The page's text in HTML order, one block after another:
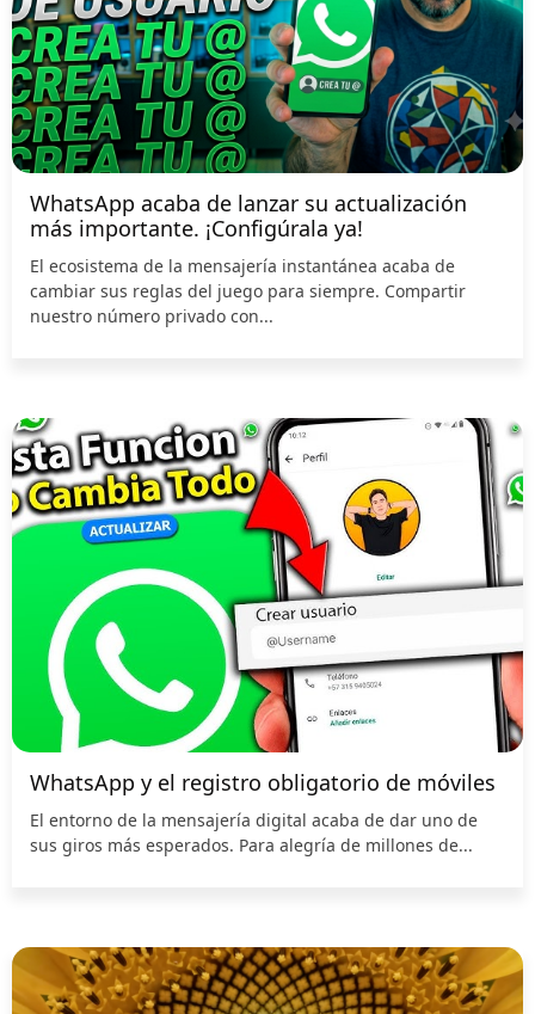
WhatsApp acaba de lanzar su actualización
más importante. ¡Configúrala ya!
El ecosistema de la mensajería instantánea acaba de
cambiar sus reglas del juego para siempre. Compartir
nuestro número privado con...
WhatsApp y el registro obligatorio de móviles
El entorno de la mensajería digital acaba de dar uno de
sus giros más esperados. Para alegría de millones de...